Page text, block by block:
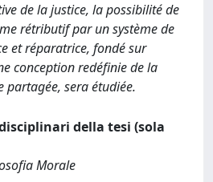
de la justice, la possibilité de
rétributif par un système de
et réparatrice, fondé sur
conception redéfinie de la
sera étudiée.
della tesi (sola
Morale